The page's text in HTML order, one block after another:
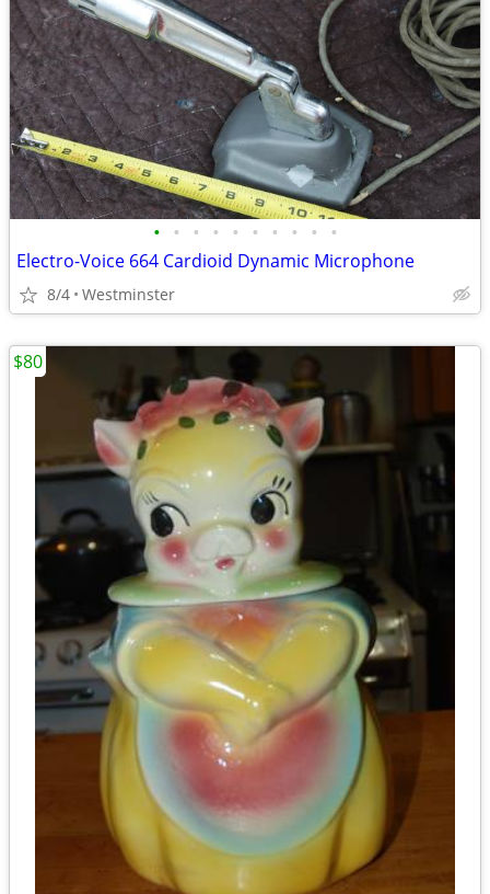
• • • • • • • • • •
Electro-Voice 664 Cardioid Dynamic Microphone
8/4 Westminster
$80